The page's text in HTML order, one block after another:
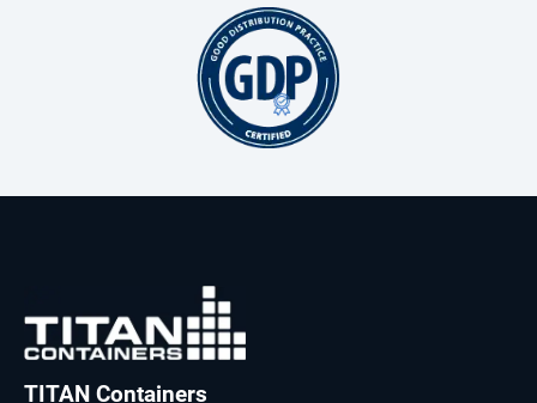
TITAN Containers